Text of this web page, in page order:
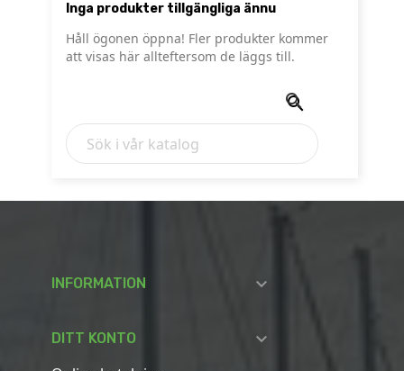
Inga produkter tillgängliga ännu
Håll ögonen öppna! Fler produkter kommer
att visas här allteftersom de läggs till.


INFORMATION 
DITT KONTO 